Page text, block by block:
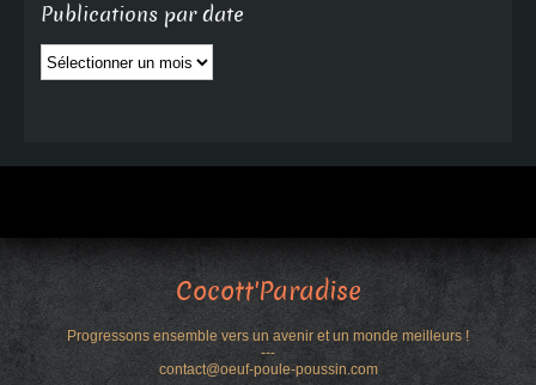
Publications par date
Publications
par
Cocott'Paradise
Progressons ensemble vers un avenir et un monde meilleurs !
---
contact@oeuf-poule-poussin.com